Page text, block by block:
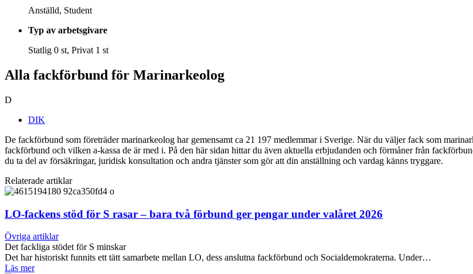
Anställd, Student
Typ av arbetsgivare
Statlig 0 st, Privat 1 st
Alla fackförbund för Marinarkeolog
D
DIK
De fackförbund som företräder marinarkeolog har gemensamt ca 21 197 medlemmar i Sverige. När du väljer fack som
fackförbund och vilken a-kassa de är med i. På den här sidan hittar du även aktuella erbjudanden och förmåner från
du ta del av försäkringar, juridisk konsultation och andra tjänster som gör att din anställning och vardag känns tryggare.
Relaterade artiklar
LO-fackens stöd för S rasar – bara två förbund ger pengar under valåret 2026
Övriga artiklar
Det fackliga stödet för S minskar
Det har historiskt funnits ett tätt samarbete mellan LO, dess anslutna fackförbund och Socialdemokraterna. Under…
Läs mer